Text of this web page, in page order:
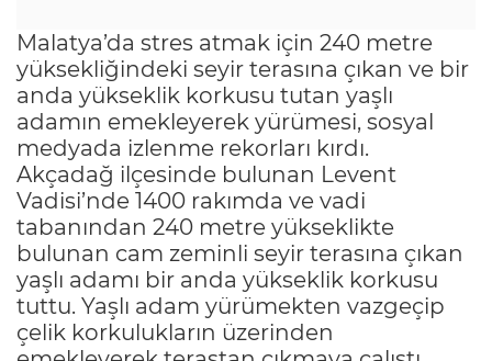
Malatya’da stres atmak için 240 metre
yüksekliğindeki seyir terasına çıkan ve bir
anda yükseklik korkusu tutan yaşlı
adamın emekleyerek yürümesi, sosyal
medyada izlenme rekorları kırdı.
Akçadağ ilçesinde bulunan Levent
Vadisi’nde 1400 rakımda ve vadi
tabanından 240 metre yükseklikte
bulunan cam zeminli seyir terasına çıkan
yaşlı adamı bir anda yükseklik korkusu
tuttu. Yaşlı adam yürümekten vazgeçip
çelik korkulukların üzerinden